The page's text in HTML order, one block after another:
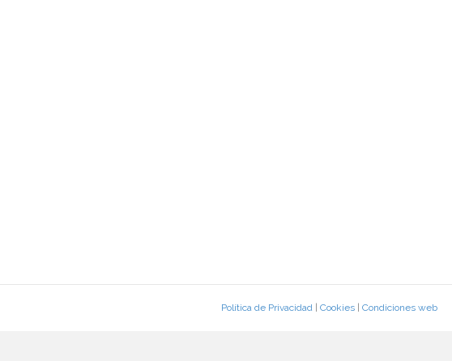
Política de Privacidad| Cookies| Condiciones web